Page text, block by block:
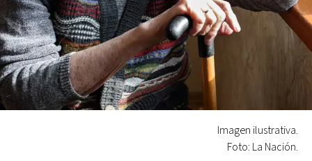
Imagen ilustrativa.
Foto: La Nación.